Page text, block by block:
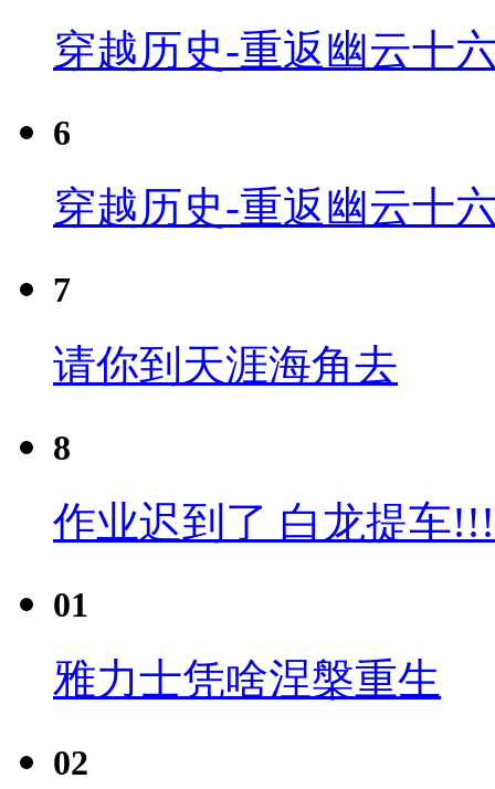
穿越历史-重返幽云十
6
穿越历史-重返幽云十
7
请你到天涯海角去
8
作业迟到了 白龙提车
01
雅力士凭啥涅槃重生
02